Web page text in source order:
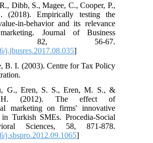
R., Dibb, S., Magee, C., Cooper, P.,
(2018). Empirically testing the
in-behavior and its relevance
Journal of Business
82, 56-67.
j.jbusres.2017.08.035
B. I. (2003). Centre for Tax Policy
G., Eren, S. S., Eren, M. S., &
H. (2012). The effect of
marketing on firms' innovative
in Turkish SMEs. Procedia-Social
Sciences, 58, 871-878.
j.sbspro.2012.09.1065